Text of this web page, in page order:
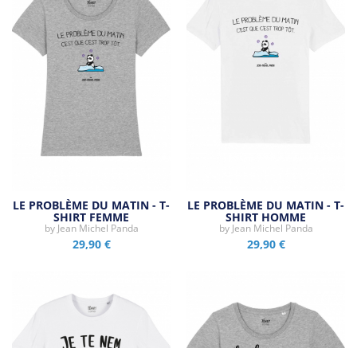
LE PROBLÈME DU MATIN - T-
SHIRT FEMME
by Jean Michel Panda
29,90 €
LE PROBLÈME DU MATIN - T-
SHIRT HOMME
by Jean Michel Panda
29,90 €